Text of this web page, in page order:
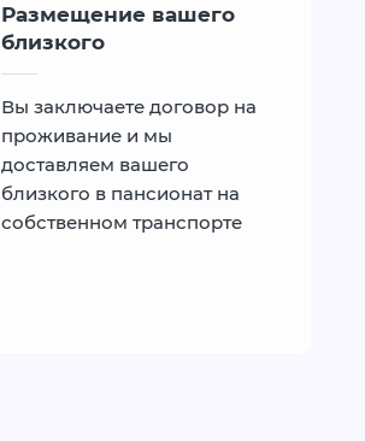
Размещение вашего
близкого
Вы заключаете договор на
проживание и мы
доставляем вашего
близкого в пансионат на
собственном транспорте